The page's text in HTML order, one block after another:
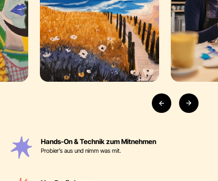
Hands-On & Technik zum Mitnehmen
Probier’s aus und nimm was mit.